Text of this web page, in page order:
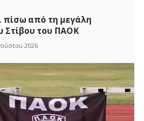
πίσω από τη μεγάλη
Στίβου του ΠΑΟΚ
2026